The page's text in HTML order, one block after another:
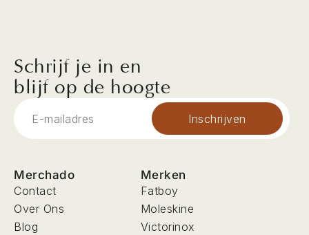
Schrijf je in en
blijf op de hoogte
Inschrijven
Merchado
Contact
Over Ons
Blog
Merken
Fatboy
Moleskine
Victorinox